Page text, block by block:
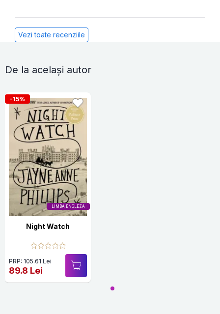
Vezi toate recenziile
De la același autor
LIMBA ENGLEZA
-15%
Night Watch
PRP: 105.61 Lei
89.8 Lei